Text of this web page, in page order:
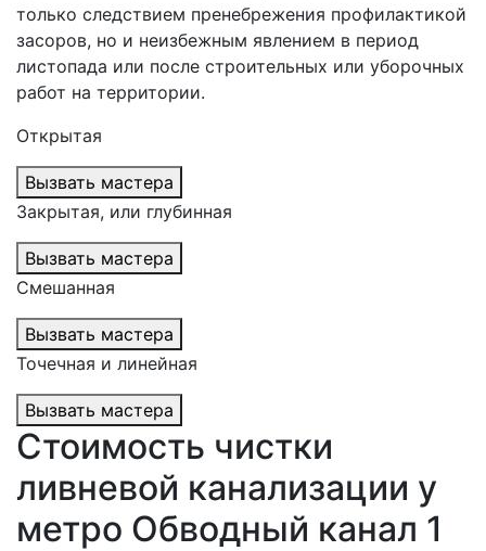
только следствием пренебрежения профилактикой
засоров, но и неизбежным явлением в период
листопада или после строительных или уборочных
работ на территории.
Открытая
Вызвать мастера
Закрытая, или глубинная
Вызвать мастера
Смешанная
Вызвать мастера
Точечная и линейная
Вызвать мастера
Стоимость чистки
ливневой канализации у
метро Обводный канал 1